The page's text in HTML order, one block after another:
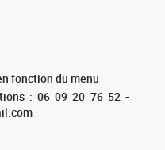
fonction du menu
: 06 09 20 76 52 -